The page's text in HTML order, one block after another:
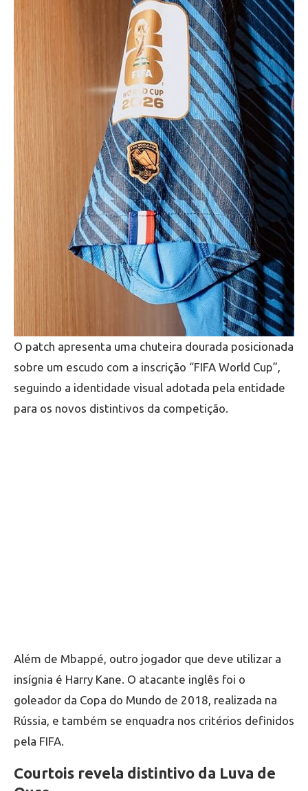
O patch apresenta uma chuteira dourada posicionada
sobre um escudo com a inscrição “FIFA World Cup”,
seguindo a identidade visual adotada pela entidade
para os novos distintivos da competição.
Além de Mbappé, outro jogador que deve utilizar a
insígnia é Harry Kane. O atacante inglês foi o
goleador da Copa do Mundo de 2018, realizada na
Rússia, e também se enquadra nos critérios definidos
pela FIFA.
Courtois revela distintivo da Luva de